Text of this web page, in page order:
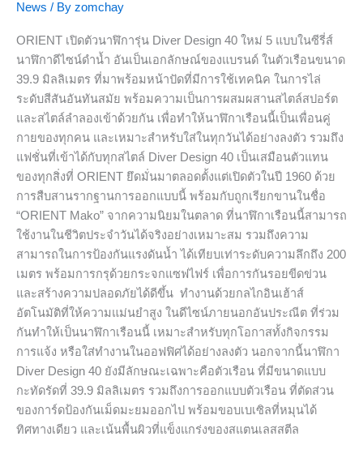
News / By zomchay
ORIENT เปิดตัวนาฬิการุ่น Diver Design 40 ใหม่ 5 แบบในซีรี่ส์
นาฬิกาดีไซน์ดำน้ำ อันเป็นเอกลักษณ์ของแบรนด์ ในตัวเรือนขนาด
39.9 มิลลิเมตร ที่มาพร้อมหน้าปัดที่มีการใช้เทคนิค ในการไล่
ระดับสีสันอันทันสมัย ​​พร้อมความเป็นการผสมผสานสไตล์สปอร์ต
และสไตล์ลำลองเข้าด้วยกัน เพื่อทำให้นาฬิกาเรือนนี้เป็นเพื่อนคู่
กายของทุกคน และเหมาะสำหรับใส่ในทุกวันได้อย่างลงตัว รวมถึง
แฟชั่นที่เข้าได้กับทุกสไตล์ Diver Design 40 เป็นเสมือนตัวแทน
ของทุกสิ่งที่ ORIENT ยึดมั่นมาตลอดตั้งแต่เปิดตัวในปี 1960 ด้วย
การสืบสานรากฐานการออกแบบนี้ พร้อมกับถูกเรียกขานในชื่อ
“ORIENT Mako” จากความนิยมในตลาด ที่นาฬิกาเรือนนี้สามารถ
ใช้งานในชีวิตประจำวันได้จริงอย่างเหมาะสม รวมถึงความ
สามารถในการป้องกันแรงดันน้ำ ได้เทียบเท่าระดับความลึกถึง 200
เมตร พร้อมการกรุด้วยกระจกแซฟไฟร์ เพื่อการกันรอยขีดข่วน
และสร้างความปลอดภัยได้ดีขึ้น ทำงานด้วยกลไกอินเฮ้าส์
อัตโนมัติที่ให้ความแม่นยำสูง ในดีไซน์ภายนอกอันประณีต ที่ร่วม
กันทำให้เป็นนาฬิกาเรือนนี้ เหมาะสำหรับทุกโอกาสทั้งกิจกรรม
การแจ้ง หรือใส่ทำงานในออฟฟิศได้อย่างลงตัว นอกจากนี้นาฬิกา
Diver Design 40 ยังมีลักษณะเฉพาะคือตัวเรือน ที่มีขนาดแบบ
กะทัดรัดที่ 39.9 มิลลิเมตร รวมถึงการออกแบบตัวเรือน ที่ตัดส่วน
ของการ์ดป้องกันเม็ดมะยมออกไป พร้อมขอบเบเซิลที่หมุนได้
ทิศทางเดียว และเน้นพื้นผิวที่แข็งแกร่งของสแตนเลสสตีล
ใหม่
โดด
เด่น
ด้วย
หน้า
ปัด
ใน
แบบ
ไล่
ระดับ
สี
อัน
สดใส
เพื่อ
ตอบ
โจทย์
ไลฟ์
สไตล์
คน
รุ่น
ใหม่